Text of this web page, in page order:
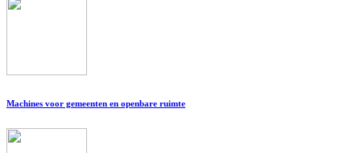
Machines voor gemeenten en openbare ruimte